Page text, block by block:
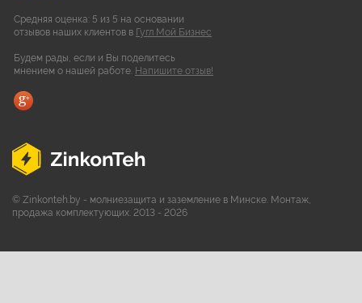
Средняя оценка: 5 из 5 на основании
отзывов наших клиентов в Гугл Мой Бизнес
Будем рады, если и Вы поделитесь
мнением о нашей работе. Напишите отзыв!
© Zinkonteh.by - молниезащита и заземление в Минске. Монтаж,
продажа комплектующих. 2013 - 2026